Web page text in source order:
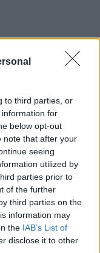
to third parties, or
for
below opt-out
note that after your
seeing
utilized by
parties prior to
of the further
third parties on the
information may
the IAB’s List of
disclose it to other
kaphat és
egyre
részlegesen
is meghaladó
vasútvonalon,
képest,